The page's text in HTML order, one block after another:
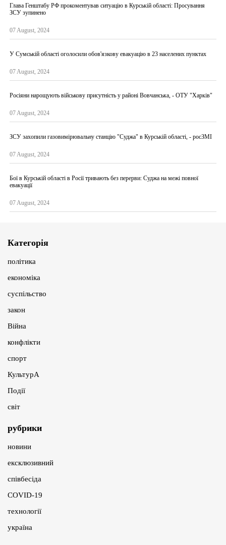
Глава Генштабу РФ прокоментував ситуацію в Курській області: Просування
ЗСУ зупинено
07 August, 2024
У Сумській області оголосили обов'язкову евакуацію в 23 населених пунктах
07 August, 2024
Росіяни нарощують військову присутність у районі Вовчанська, - ОТУ "Харків"
07 August, 2024
ЗСУ захопили газовимірювальну станцію "Суджа" в Курській області, - росЗМІ
07 August, 2024
Бої в Курській області в Росії тривають без перерви: Суджа на межі повної
евакуації
07 August, 2024
Категорія
політика
економіка
суспільство
закон
Війна
конфлікти
спорт
КультурА
Події
світ
рубрики
новини
ексклюзивний
співбесіда
COVID-19
технології
україна